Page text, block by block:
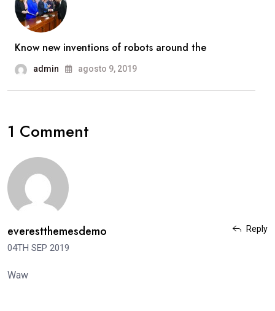
Know new inventions of robots around the
admin agosto 9, 2019
1 Comment
everestthemesdemo
04TH SEP 2019
Reply
Waw